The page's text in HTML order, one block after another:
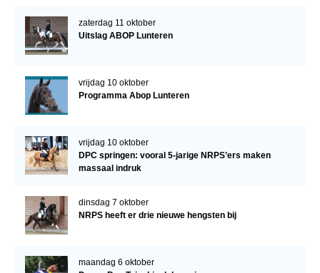
zaterdag 11 oktober
Uitslag ABOP Lunteren
vrijdag 10 oktober
Programma Abop Lunteren
vrijdag 10 oktober
DPC springen: vooral 5-jarige NRPS’ers maken
massaal indruk
dinsdag 7 oktober
NRPS heeft er drie nieuwe hengsten bij
maandag 6 oktober